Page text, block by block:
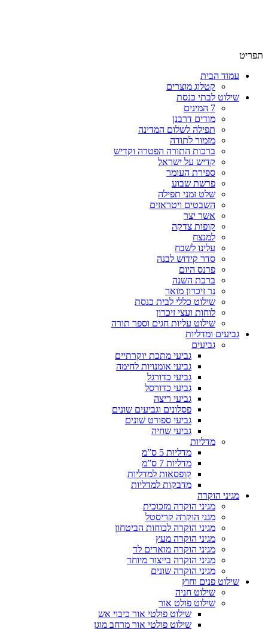
תפריט
עמוד הבית
קטלוג מוצרים
שילוט לבתי כנסת
7 המינים
מודים דרבנן
תפילה לשלום המדינה
מזמור לתודה
ברכות התורה הפטרה וקדיש
קדיש על ישראל
ספירת העומר
פרשת שבוע
שלט זמני תפילה
השבטים ויטראזים
אשר יצר
קופות צדקה
למנצח
עלינו לשבח
סדר קידוש לבנה
פרנס היום
ברכת השנה
נר זיכרון מואר
שילוט כללי לבית כנסת
לוחות ועצי זיכרון
שילוט עליות חגים וספר תורה
גביעים ומדליות
גביעים
גביעי מתכת יוקרתיים
גביעי אומנויות לחימה
גביעי כדורגל
גביעי כדורסל
גביעי ריצה
פסלונים וגביעים שונים
גביעי ספורט שונים
גביעי שחיה
מדליות
מדליות 5 ס”מ
מדליות 7 ס”מ
קופסאות למדליות
מדבקות למדליות
מגיני הוקרה
מגיני הוקרה מזכוכית
מגני הוקרה קריסטל
מגיני הוקרה לכוחות הביטחון
מגיני הוקרה מעץ
מגיני הוקרה מוארים לד
מגיני הוקרה בייצור מיוחד
מגיני הוקרה שונים
שילוט פנים וחוץ
שילוט חניה
שילוט פולט אור
שילוט פולטי אור כיבוי אש
שילוט פולטי אור מרחב מוגן